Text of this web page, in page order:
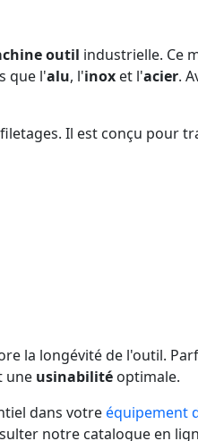
outil industrielle. Ce
que l'alu, l'inox et l'acier.
Il est conçu pour
la longévité de l'outil.
une usinabilité optimale.
dans votreéquipement
notre catalogue en